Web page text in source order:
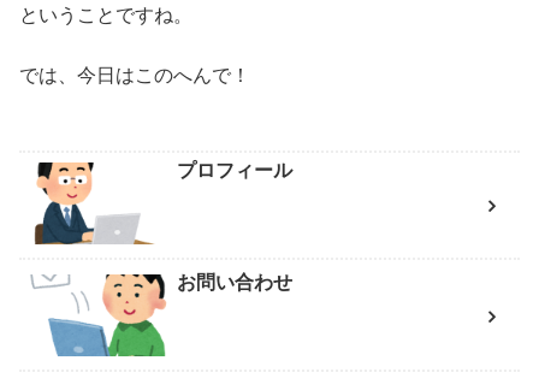
ということですね。
では、今日はこのへんで！
プロフィール
お問い合わせ